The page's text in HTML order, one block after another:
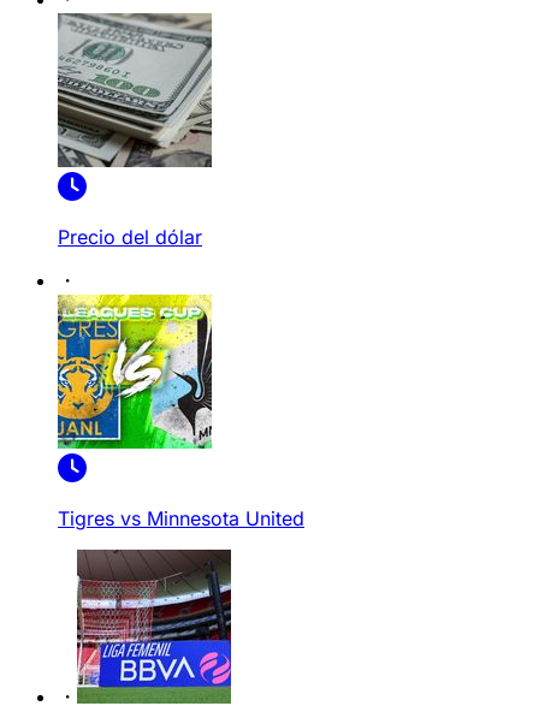
Precio del dólar
Tigres vs Minnesota United